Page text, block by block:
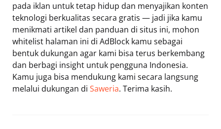
pada iklan untuk tetap hidup dan menyajikan konten
teknologi berkualitas secara gratis — jadi jika kamu
menikmati artikel dan panduan di situs ini, mohon
whitelist halaman ini di AdBlock kamu sebagai
bentuk dukungan agar kami bisa terus berkembang
dan berbagi insight untuk pengguna Indonesia.
Kamu juga bisa mendukung kami secara langsung
melalui dukungan di Saweria. Terima kasih.